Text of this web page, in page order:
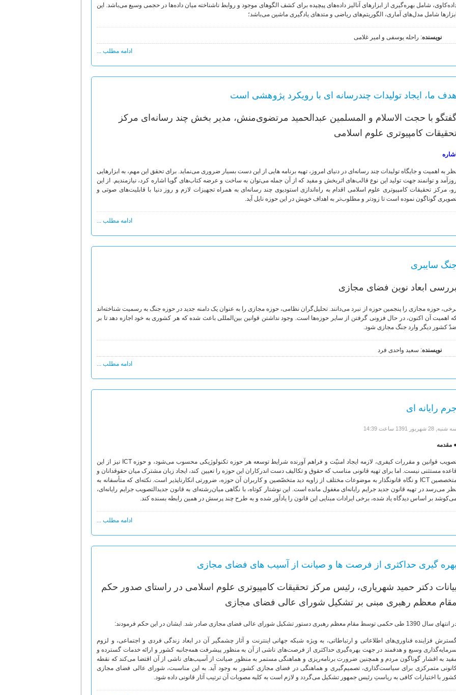
شامل بهره‌گیری از ابزارهای آنالیز داده‌های پیچیده برای کشف الگوهای موجود و روابط ناشناخته‌ میان داده‌ها در حجمی وسیع می‌باشد. این
ابزارها شامل مدل‌های آماری، الگوریتم‌های ریاضی و متدهای یادگیری ماشین می‌باشد؛
نویسنده: راحله یوسفی و امیر غلامی
ادامه مطلب ...
هدف ما، ایجاد تولیدات چندرسانه ای با رویکرد پژوهشی است
با حجت الاسلام و المسلمین عبدالحمید مرتضوی‌منش، مدیر بخش چند رسانه‌ای مرکز
کامپیوتری علوم اسلامی
اشاره
به اهمیت و جایگاه تولیدات چند رسانه‌ای در دنیای امروز، تهیه برنامه هایی از این دست بسیار ضروری می‌نماید. برای تحقق این مهم، به ابزارهایی
روزآمد و توانمند جهت تولید این نوع قالب‌های اثربخش و مفید که از آن جمله می‌توان به ساخت و عرضه کتاب‌های گویا اشاره کرد، نیازمندیم. از این
رو، مرکز تحقیقات کامپیوتری علوم اسلامی اقدام به راه‌اندازی استودیوی چند رسانه‌ای به همراه تجهیزات لازم و روز دنیا با قابلیت‌های صوتی و
گوناگون نموده است تا زودتر و مطلوب‌تر به اهداف خویش در این حوزه نایل آید.
ادامه مطلب ...
جنگ سایبری
بررسی ابعاد نوین فضای مجازی
حوزه مجازی را پنجمین حوزه از نبرد می‌دانند. تحلیل‌گران نظامی، حوزه‌ مجازی را به عنوان یک دامنه جدید در حوزه جنگ به رسمیت شناخته‌اند
اهمیت آن اكنون، در حال فزونی گرفتن از سایر حوزه‌ها است. وجود نداشتن قوانین بین‌المللی باعث شده که هر کشوری به خود اجازه دهد تا بر
کشور دیگر وارد جنگ مجازی شود.
نویسنده: سعید واحدی فرد
ادامه مطلب ...
جرم رایانه ای
28 شهریور 1391 ساعت 14:39
مقدمه
تصویب قوانین و مقررات کیفری، لازمه ایجاد امنیّت و فراهم آورنده شرایط توسعه هر حوزه تکنولوژیکی محسوب می‌شود، و حوزه ICT نیز از این
قاعده مستثنی نیست. اما برای تهیه قانونی مناسب که حقوق و تکالیف دست اندرکاران این حوزه را تعیین کند، ایجاد زبان مشترک میان حقوقدانان و
متخصصین ICT و نگاه قانونگذار به موضوعات مختلف از زاویه دید متخصّصین و کاربران آن حوزه، ضرورتی انکارناپذیر است. نکته‌ای که متأسفانه به
می­‌رسد در تهیه قانون جدید جرایم رایانه‌ای مغفول مانده است. این نوشتار کوتاه، با نگاهی میان­‌رشته‌ای به قانون جدیدالتصویب جرایم رایانه‌ای،
بر اساس دیدگاه یاد شده، برخی ایرادات مبنایی این قانون را یادآور شده و به طرح چند پرسش در همین رابطه بسنده کند.
ادامه مطلب ...
بهره گیری حداکثری از فرصت ها و صیانت از آسیب های فضای مجازی
بیانات دکتر حمید شهریاری، رئیس مرکز تحقیقات کامپیوتری علوم اسلامی در راستای صدور حکم
مقام معظم رهبری مبنی بر تشکیل شورای عالی فضای مجازی
سال 1390 طی حکمی توسط مقام معظم رهبری دستور تشکیل شورای عالی فضای مجازی صادر شد. ایشان در این حکم فرمودند:
فزاینده‌ فناوری‌های اطلاعاتی و ارتباطاتی، به ویژه شبکه‌ جهانی اینترنت و آثار چشمگیر آن در ابعاد زندگی فردی و اجتماعی، و لزوم
سرمایه‌گذاری وسیع و هدفمند در جهت بهره‌گیری حداکثری از فرصت‌های ناشی از آن به منظور پیشرفت همه‌جانبه کشور و ارائه خدمات گسترده و
به اقشار گوناگون مردم و همچنین ضرورت برنامه‌ریزی و هماهنگی مستمر به منظور صیانت از آسیب‌های ناشی از آن اقتضا می‌کند که نقطه
متمرکزی برای سیاست‌گذاری، تصمیم‌گیری و هماهنگی در فضای مجازی کشور به وجود آید. به این مناسبت، شورای عالی فضای مجازی
با اختیارات کافی به ریاستِ رئیس جمهور تشکیل می‌گردد و لازم است به کلیه مصوبات آن ترتیب آثار قانونی داده شود.